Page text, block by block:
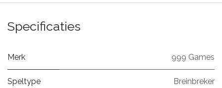
Specificaties
Merk 999 Games
Speltype Breinbreker